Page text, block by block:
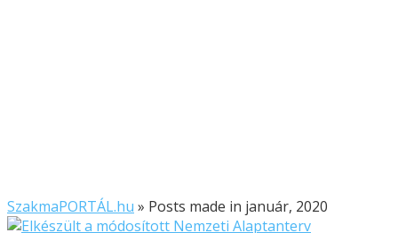
SzakmaPORTÁL.hu » Posts made in január, 2020